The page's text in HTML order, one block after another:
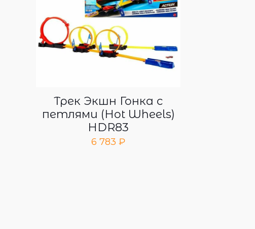
Трек Экшн Гонка с
петлями (Hot Wheels)
HDR83
6 783 ₽